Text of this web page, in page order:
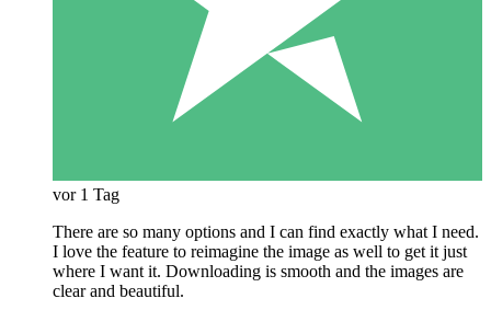
vor 1 Tag
There are so many options and I can find exactly what I need.
I love the feature to reimagine the image as well to get it just
where I want it. Downloading is smooth and the images are
clear and beautiful.